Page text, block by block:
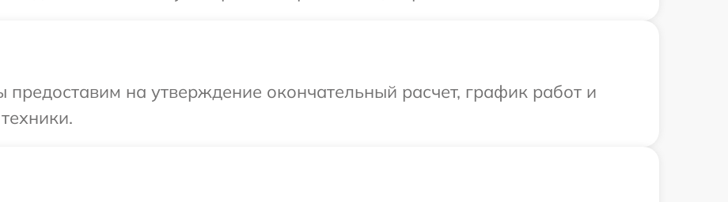
на утверждение окончательный расчет, график работ и